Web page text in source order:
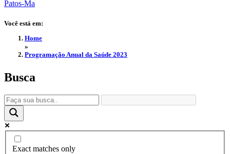
Você está em:
Home
»
Programação Anual da Saúde 2023
Busca
Exact matches only